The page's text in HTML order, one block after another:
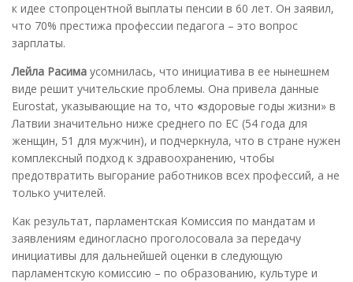
к идее стопроцентной выплаты пенсии в 60 лет. Он заявил,
что 70% престижа профессии педагога – это вопрос
зарплаты.
Лейла Расима усомнилась, что инициатива в ее нынешнем
виде решит учительские проблемы. Она привела данные
Eurostat, указывающие на то, что «здоровые годы жизни» в
Латвии значительно ниже среднего по ЕС (54 года для
женщин, 51 для мужчин), и подчеркнула, что в стране нужен
комплексный подход к здравоохранению, чтобы
предотвратить выгорание работников всех профессий, а не
только учителей.
Как результат, парламентская Комиссия по мандатам и
заявлениям единогласно проголосовала за передачу
инициативы для дальнейшей оценки в следующую
парламентскую комиссию – по образованию, культуре и